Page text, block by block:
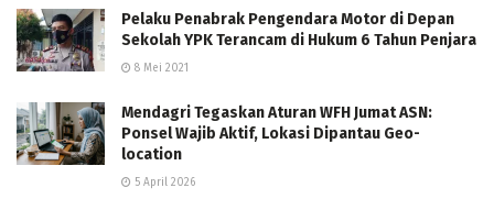
Pelaku Penabrak Pengendara Motor di Depan
Sekolah YPK Terancam di Hukum 6 Tahun Penjara
8 Mei 2021
Mendagri Tegaskan Aturan WFH Jumat ASN:
Ponsel Wajib Aktif, Lokasi Dipantau Geo-
location
5 April 2026